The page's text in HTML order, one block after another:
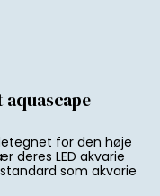
for den høje
deres LED akvarie
som akvarie